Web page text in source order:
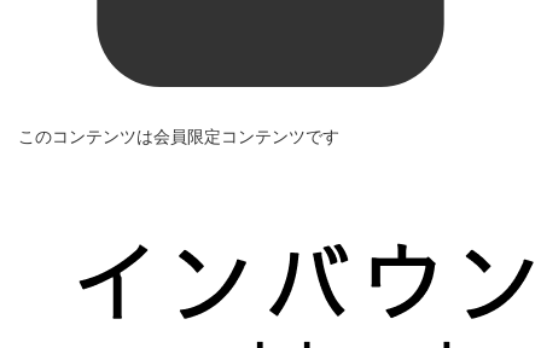
このコンテンツは会員限定コンテンツです